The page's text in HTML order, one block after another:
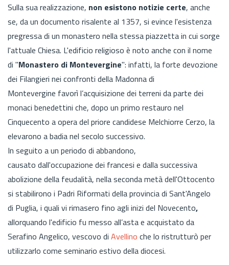
Sulla sua realizzazione, non esistono notizie certe, anche
se, da un documento risalente al 1357, si evince l'esistenza
pregressa di un monastero nella stessa piazzetta in cui sorge
l'attuale Chiesa. L'edificio religioso è noto anche con il nome
di "Monastero di Montevergine": infatti, la forte devozione
dei Filangieri nei confronti della Madonna di
Montevergine favorì l’acquisizione dei terreni da parte dei
monaci benedettini che, dopo un primo restauro nel
Cinquecento a opera del priore candidese Melchiorre Cerzo, la
elevarono a badia nel secolo successivo.
In seguito a un periodo di abbandono,
causato dall'occupazione dei francesi e dalla successiva
abolizione della feudalità, nella seconda metà dell'Ottocento
si stabilirono i Padri Riformati della provincia di Sant'Angelo
di Puglia, i quali vi rimasero fino agli inizi del Novecento,
allorquando l'edificio fu messo all’asta e acquistato da
Serafino Angelico, vescovo di Avellino che lo ristrutturò per
utilizzarlo come seminario estivo della diocesi.